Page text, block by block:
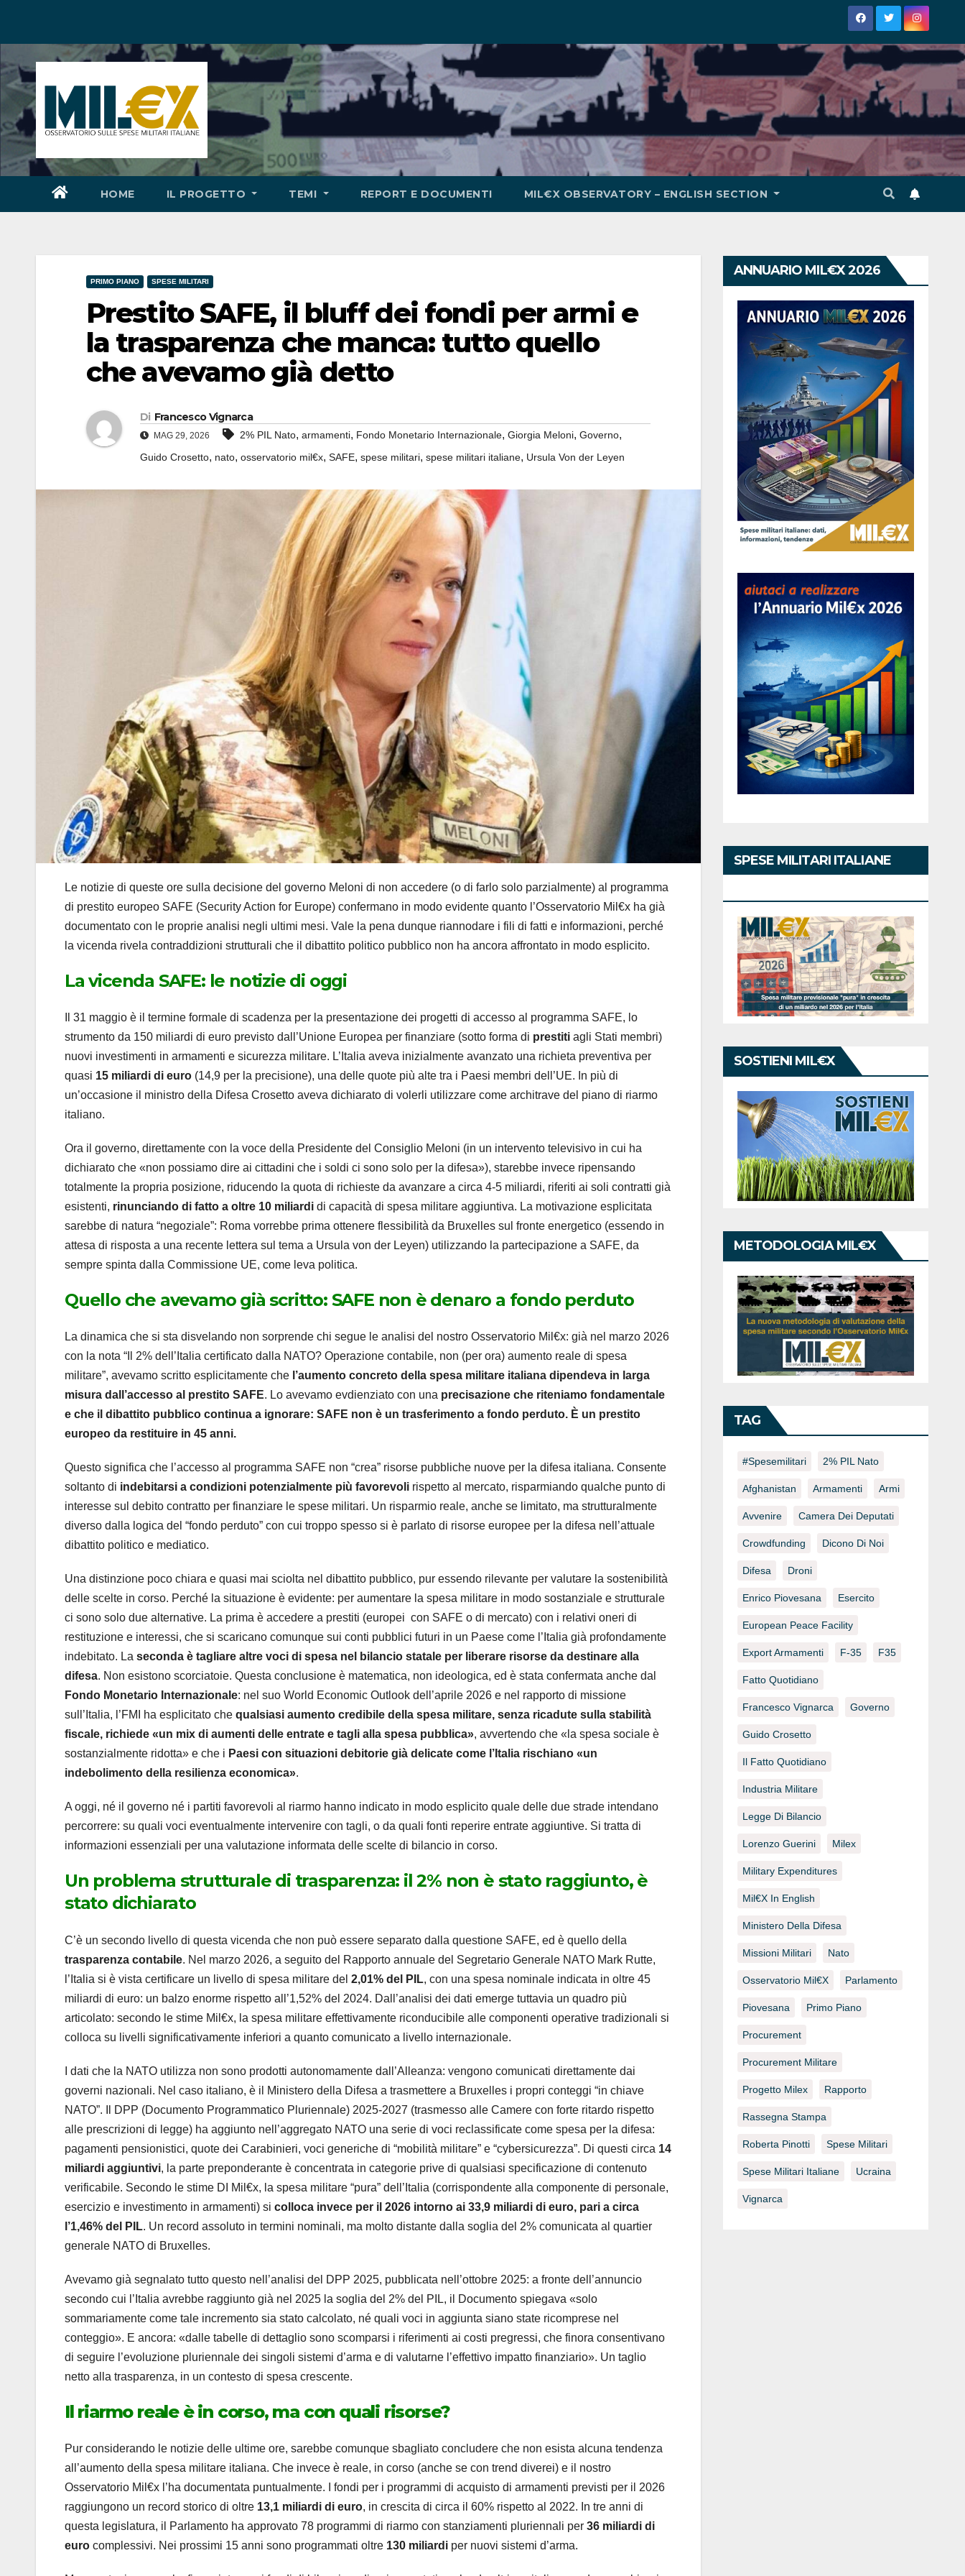
HOME IL PROGETTO TEMI REPORT E DOCUMENTI MIL€X OBSERVATORY – ENGLISH SECTION
PRIMO PIANO SPESE MILITARI
Prestito SAFE, il bluff dei fondi per armi e
la trasparenza che manca: tutto quello
che avevamo già detto
Di Francesco Vignarca
MAG 29, 2026 2% PIL Nato, armamenti, Fondo Monetario Internazionale, Giorgia Meloni, Governo,
Guido Crosetto, nato, osservatorio mil€x, SAFE, spese militari, spese militari italiane, Ursula Von der Leyen
Le notizie di queste ore sulla decisione del governo Meloni di non accedere (o di farlo solo parzialmente) al programma
di prestito europeo SAFE (Security Action for Europe) confermano in modo evidente quanto l’Osservatorio Mil€x ha già
documentato con le proprie analisi negli ultimi mesi. Vale la pena dunque riannodare i fili di fatti e informazioni, perché
la vicenda rivela contraddizioni strutturali che il dibattito politico pubblico non ha ancora affrontato in modo esplicito.
La vicenda SAFE: le notizie di oggi
Il 31 maggio è il termine formale di scadenza per la presentazione dei progetti di accesso al programma SAFE, lo
strumento da 150 miliardi di euro previsto dall’Unione Europea per finanziare (sotto forma di prestiti agli Stati membri)
nuovi investimenti in armamenti e sicurezza militare. L’Italia aveva inizialmente avanzato una richieta preventiva per
quasi 15 miliardi di euro (14,9 per la precisione), una delle quote più alte tra i Paesi membri dell’UE. In più di
un’occasione il ministro della Difesa Crosetto aveva dichiarato di volerli utilizzare come architrave del piano di riarmo
italiano.
Ora il governo, direttamente con la voce della Presidente del Consiglio Meloni (in un intervento televisivo in cui ha
dichiarato che «non possiamo dire ai cittadini che i soldi ci sono solo per la difesa»), starebbe invece ripensando
totalmente la propria posizione, riducendo la quota di richieste da avanzare a circa 4-5 miliardi, riferiti ai soli contratti già
esistenti, rinunciando di fatto a oltre 10 miliardi di capacità di spesa militare aggiuntiva. La motivazione esplicitata
sarebbe di natura “negoziale”: Roma vorrebbe prima ottenere flessibilità da Bruxelles sul fronte energetico (essendo in
attesa di risposta a una recente lettera sul tema a Ursula von der Leyen) utilizzando la partecipazione a SAFE, da
sempre spinta dalla Commissione UE, come leva politica.
Quello che avevamo già scritto: SAFE non è denaro a fondo perduto
La dinamica che si sta disvelando non sorprende chi segue le analisi del nostro Osservatorio Mil€x: già nel marzo 2026
con la nota “Il 2% dell’Italia certificato dalla NATO? Operazione contabile, non (per ora) aumento reale di spesa
militare”, avevamo scritto esplicitamente che l’aumento concreto della spesa militare italiana dipendeva in larga
misura dall’accesso al prestito SAFE. Lo avevamo evdienziato con una precisazione che riteniamo fondamentale
e che il dibattito pubblico continua a ignorare: SAFE non è un trasferimento a fondo perduto. È un prestito
europeo da restituire in 45 anni.
Questo significa che l’accesso al programma SAFE non “crea” risorse pubbliche nuove per la difesa italiana. Consente
soltanto di indebitarsi a condizioni potenzialmente più favorevoli rispetto al mercato, risparmiando qualche punto di
interesse sul debito contratto per finanziare le spese militari. Un risparmio reale, anche se limitato, ma strutturalmente
diverso dalla logica del “fondo perduto” con cui troppo spesso si è parlato di risorse europee per la difesa nell’attuale
dibattito politico e mediatico.
Una distinzione poco chiara e quasi mai sciolta nel dibattito pubblico, pur essendo rilevante per valutare la sostenibilità
delle scelte in corso. Perché la situazione è evidente: per aumentare la spesa militare in modo sostanziale e strutturale
ci sono solo due alternative. La prima è accedere a prestiti (europei con SAFE o di mercato) con i relativi oneri di
restituzione e interessi, che si scaricano comunque sui conti pubblici futuri in un Paese come l’Italia già profondamente
indebitato. La seconda è tagliare altre voci di spesa nel bilancio statale per liberare risorse da destinare alla
difesa. Non esistono scorciatoie. Questa conclusione è matematica, non ideologica, ed è stata confermata anche dal
Fondo Monetario Internazionale: nel suo World Economic Outlook dell’aprile 2026 e nel rapporto di missione
sull’Italia, l’FMI ha esplicitato che qualsiasi aumento credibile della spesa militare, senza ricadute sulla stabilità
fiscale, richiede «un mix di aumenti delle entrate e tagli alla spesa pubblica», avvertendo che «la spesa sociale è
sostanzialmente ridotta» e che i Paesi con situazioni debitorie già delicate come l’Italia rischiano «un
indebolimento della resilienza economica».
A oggi, né il governo né i partiti favorevoli al riarmo hanno indicato in modo esplicito quale delle due strade intendano
percorrere: su quali voci eventualmente intervenire con tagli, o da quali fonti reperire entrate aggiuntive. Si tratta di
informazioni essenziali per una valutazione informata delle scelte di bilancio in corso.
Un problema strutturale di trasparenza: il 2% non è stato raggiunto, è
stato dichiarato
C’è un secondo livello di questa vicenda che non può essere separato dalla questione SAFE, ed è quello della
trasparenza contabile. Nel marzo 2026, a seguito del Rapporto annuale del Segretario Generale NATO Mark Rutte,
l’Italia si è vista certificare un livello di spesa militare del 2,01% del PIL, con una spesa nominale indicata in oltre 45
miliardi di euro: un balzo enorme rispetto all’1,52% del 2024. Dall’analisi dei dati emerge tuttavia un quadro più
articolato: secondo le stime Mil€x, la spesa militare effettivamente riconducibile alle componenti operative tradizionali si
colloca su livelli significativamente inferiori a quanto comunicato a livello internazionale.
I dati che la NATO utilizza non sono prodotti autonomamente dall’Alleanza: vengono comunicati direttamente dai
governi nazionali. Nel caso italiano, è il Ministero della Difesa a trasmettere a Bruxelles i propri conteggi “in chiave
NATO”. Il DPP (Documento Programmatico Pluriennale) 2025-2027 (trasmesso alle Camere con forte ritardo rispetto
alle prescrizioni di legge) ha aggiunto nell’aggregato NATO una serie di voci reclassificate come spesa per la difesa:
pagamenti pensionistici, quote dei Carabinieri, voci generiche di “mobilità militare” e “cybersicurezza”. Di questi circa 14
miliardi aggiuntivi, la parte preponderante è concentrata in categorie prive di qualsiasi specificazione di contenuto
verificabile. Secondo le stime DI Mil€x, la spesa militare “pura” dell’Italia (corrispondente alla componente di personale,
esercizio e investimento in armamenti) si colloca invece per il 2026 intorno ai 33,9 miliardi di euro, pari a circa
l’1,46% del PIL. Un record assoluto in termini nominali, ma molto distante dalla soglia del 2% comunicata al quartier
generale NATO di Bruxelles.
Avevamo già segnalato tutto questo nell’analisi del DPP 2025, pubblicata nell’ottobre 2025: a fronte dell’annuncio
secondo cui l’Italia avrebbe raggiunto già nel 2025 la soglia del 2% del PIL, il Documento spiegava «solo
sommariamente come tale incremento sia stato calcolato, né quali voci in aggiunta siano state ricomprese nel
conteggio». E ancora: «dalle tabelle di dettaglio sono scomparsi i riferimenti ai costi pregressi, che finora consentivano
di seguire l’evoluzione pluriennale dei singoli sistemi d’arma e di valutarne l’effettivo impatto finanziario». Un taglio
netto alla trasparenza, in un contesto di spesa crescente.
Il riarmo reale è in corso, ma con quali risorse?
Pur considerando le notizie delle ultime ore, sarebbe comunque sbagliato concludere che non esista alcuna tendenza
all’aumento della spesa militare italiana. Che invece è reale, in corso (anche se con trend diverei) e il nostro
Osservatorio Mil€x l’ha documentata puntualmente. I fondi per i programmi di acquisto di armamenti previsti per il 2026
raggiungono un record storico di oltre 13,1 miliardi di euro, in crescita di circa il 60% rispetto al 2022. In tre anni di
questa legislatura, il Parlamento ha approvato 78 programmi di riarmo con stanziamenti pluriennali per 36 miliardi di
euro complessivi. Nei prossimi 15 anni sono programmati oltre 130 miliardi per nuovi sistemi d’arma.
ANNUARIO MIL€X 2026
SPESE MILITARI ITALIANE
SOSTIENI MIL€X
METODOLOGIA MIL€X
TAG
#spesemilitari 2% PIL Nato
Afghanistan Armamenti Armi
Avvenire Camera Dei Deputati
Crowdfunding Dicono Di Noi
Difesa Droni
Enrico Piovesana Esercito
European Peace Facility
Export Armamenti F-35 F35
Fatto Quotidiano
Francesco Vignarca Governo
Guido Crosetto
Il Fatto Quotidiano
Industria Militare
Legge Di Bilancio
Lorenzo Guerini Milex
Military Expenditures
Mil€x In English
Ministero Della Difesa
Missioni Militari Nato
Osservatorio Mil€x Parlamento
Piovesana Primo Piano
Procurement
Procurement Militare
Progetto Milex Rapporto
Rassegna Stampa
Roberta Pinotti Spese Militari
Spese Militari Italiane Ucraina
Vignarca